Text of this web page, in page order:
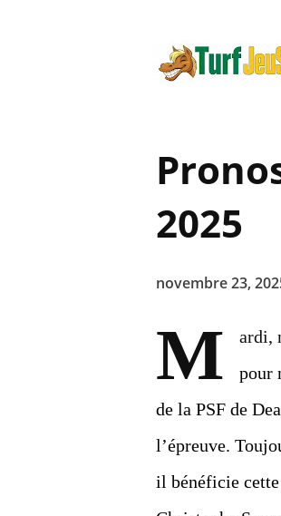
2025
novembre 23,
M
ardi,
pour
de la PSF de
l’épreuve.
il bénéficie